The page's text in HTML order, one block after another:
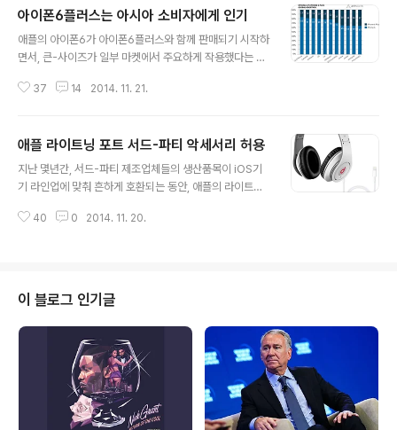
아이폰6플러스는 아시아 소비자에게 인기
애플의 아이폰6가 아이폰6플러스와 함께 판매되기 시작하
면서, 큰-사이즈가 일부 마켓에서 주요하게 작용했다는 A
스의 국가별 판매량 조사로, 아시아권을 제외한 모든 국가
합니다. Source: 'Clear Geographic Split Shows iP
hone 6 Plus Especially Popular With Asian Custo
mers' - MacRumors ▲ T.B의 SNS 이야기 블로그의
이용도 허가하지 않으며, 이용(불펌)허락을 하지 않습니다.
37 14 2014. 11. 21.
애플 라이트닝 포트 서드-파티 악세서리 허용
지난 몇년간, 서드-파티 제조업체들의 생산품목이 iOS기
기 라인업에 맞춰 흔하게 호환되는 동안, 애플의 라이트닝
운 시기에 MFi 프로그램이라 알려진 애플의 인증을 받은
efits, according to manufacturers briefed during
Apple’s MFi Summit. One of the biggest benefit
s is to reduce costs for manufacturers and simp
40 0 2014. 11. 20.
이 블로그 인기글